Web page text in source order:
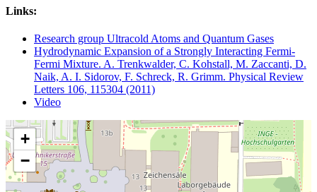
Links:
Research group Ultracold Atoms and Quantum Gases
Hydrodynamic Expansion of a Strongly Interacting Fermi-
Fermi Mixture. A. Trenkwalder, C. Kohstall, M. Zaccanti, D.
Naik, A. I. Sidorov, F. Schreck, R. Grimm. Physical Review
Letters 106, 115304 (2011)
Video
+
−